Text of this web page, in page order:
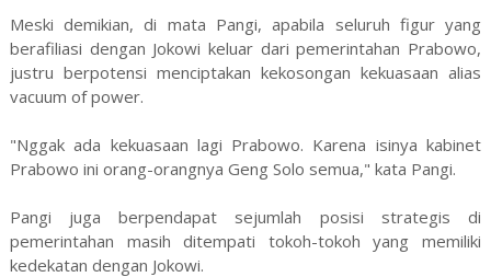
Meski demikian, di mata Pangi, apabila seluruh figur yang
berafiliasi dengan Jokowi keluar dari pemerintahan Prabowo,
justru berpotensi menciptakan kekosongan kekuasaan alias
vacuum of power.
"Nggak ada kekuasaan lagi Prabowo. Karena isinya kabinet
Prabowo ini orang-orangnya Geng Solo semua," kata Pangi.
Pangi juga berpendapat sejumlah posisi strategis di
pemerintahan masih ditempati tokoh-tokoh yang memiliki
kedekatan dengan Jokowi.